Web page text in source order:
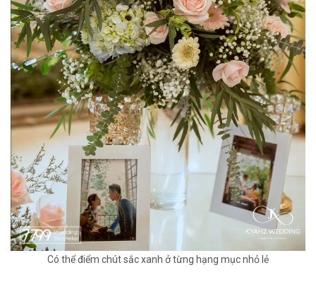
Có thể điểm chút sắc xanh ở từng hạng mục nhỏ lẻ